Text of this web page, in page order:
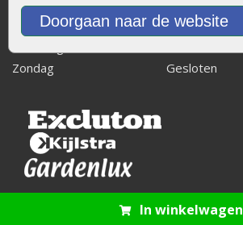
Doorgaan naar de website
In winkelwagen
Donderdag
08:00 - 17:00
Vrijdag
08:00 - 17:00
Zondag
Gesloten